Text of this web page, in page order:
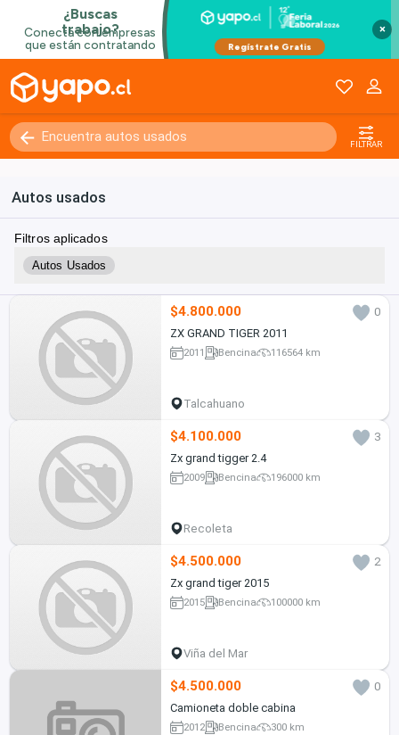
×
FILTRAR
Autos usados
Filtros aplicados
Autos Usados
$4.800.000
0
ZX GRAND TIGER 2011
2011 Bencina 116564 km
Talcahuano
$4.100.000
3
Zx grand tigger 2.4
2009 Bencina 196000 km
Recoleta
$4.500.000
2
Zx grand tiger 2015
2015 Bencina 100000 km
Viña del Mar
$4.500.000
0
Camioneta doble cabina
2012 Bencina 300 km